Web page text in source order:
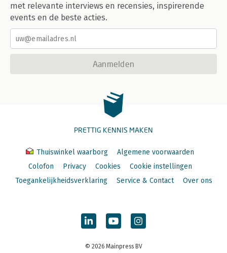
met relevante interviews en recensies, inspirerende
events en de beste acties.
Aanmelden
PRETTIG KENNIS MAKEN
Thuiswinkel waarborg
Algemene voorwaarden
Colofon
Privacy Cookies
Cookie instellingen
Toegankelijkheidsverklaring
Service & Contact Over ons
© 2026 Mainpress BV